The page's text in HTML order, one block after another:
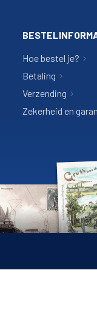
Hoe bestel je?
Betaling
Verzending
Zekerheid en